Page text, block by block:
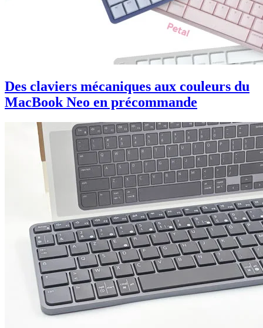
Des claviers mécaniques aux couleurs du
MacBook Neo en précommande